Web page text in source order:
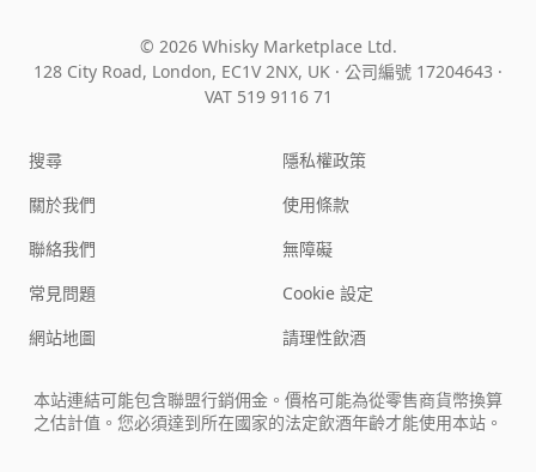
© 2026 Whisky Marketplace Ltd.
128 City Road, London, EC1V 2NX, UK · 公司編號 17204643 ·
VAT 519 9116 71
搜尋
關於我們
聯絡我們
常見問題
網站地圖
隱私權政策
使用條款
無障礙
Cookie 設定
請理性飲酒
本站連結可能包含聯盟行銷佣金。價格可能為從零售商貨幣換算
之估計值。您必須達到所在國家的法定飲酒年齡才能使用本站。